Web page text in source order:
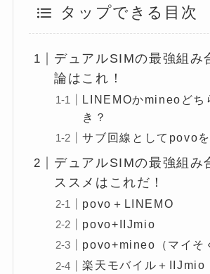
タップできる目次
デュアルSIMの最強組み
論はこれ！
LINEMOかmineoどち
き？
サブ回線としてpovo
デュアルSIMの最強組み
ススメはこれだ！
povo＋LINEMO
povo+IIJmio
povo+mineo（マイそ
楽天モバイル＋IIJmio